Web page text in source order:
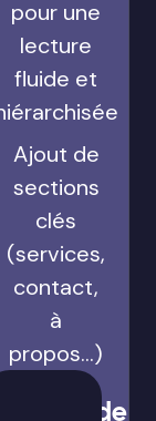
images et
pages
Optimisation
pour une
lecture
fluide et
hiérarchisée
Ajout de
sections
clés
(services,